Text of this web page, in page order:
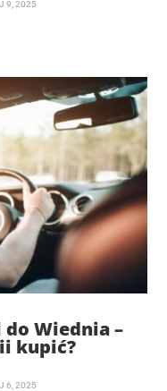
9, 2025
do Wiednia –
kupić?
6, 2025